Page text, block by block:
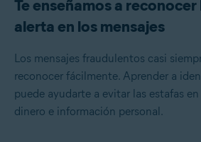
Te enseñamos a reconocer
alerta en los mensajes
Los mensajes fraudulentos casi
reconocer fácilmente. Aprender a
puede ayudarte a evitar las estafas
dinero e información personal.